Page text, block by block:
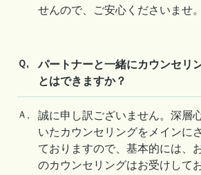
せんので、ご安心くださいませ。
Ｑ,
パートナーと一緒にカウンセリ
とはできますか？
Ａ,
誠に申し訳ございません。深層
いたカウンセリングをメインに
ておりますので、基本的には、
のカウンセリングはお受けして